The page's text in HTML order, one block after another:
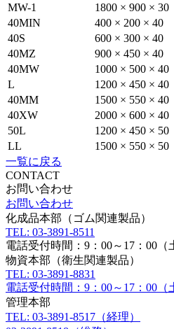
MW-1
1800 × 900 × 30
40MIN
400 × 200 × 40
40S
600 × 300 × 40
40MZ
900 × 450 × 40
40MW
1000 × 500 × 40
L
1200 × 450 × 40
40MM
1500 × 550 × 40
40XW
2000 × 600 × 40
50L
1200 × 450 × 50
LL
1500 × 550 × 50
一覧に戻る
CONTACT
お問い合わせ
お問い合わせ
化成品本部（ゴム関連製品）
TEL: 03-3891-8511
電話受付時間：9：00～17：00（
物資本部（衛生関連製品）
TEL: 03-3891-8831
電話受付時間：9：00～17：00（
管理本部
TEL: 03-3891-8517（経理）